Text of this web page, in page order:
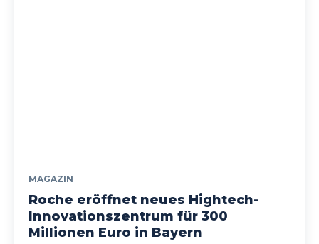
MAGAZIN
Roche eröffnet neues Hightech-
Innovationszentrum für 300
Millionen Euro in Bayern